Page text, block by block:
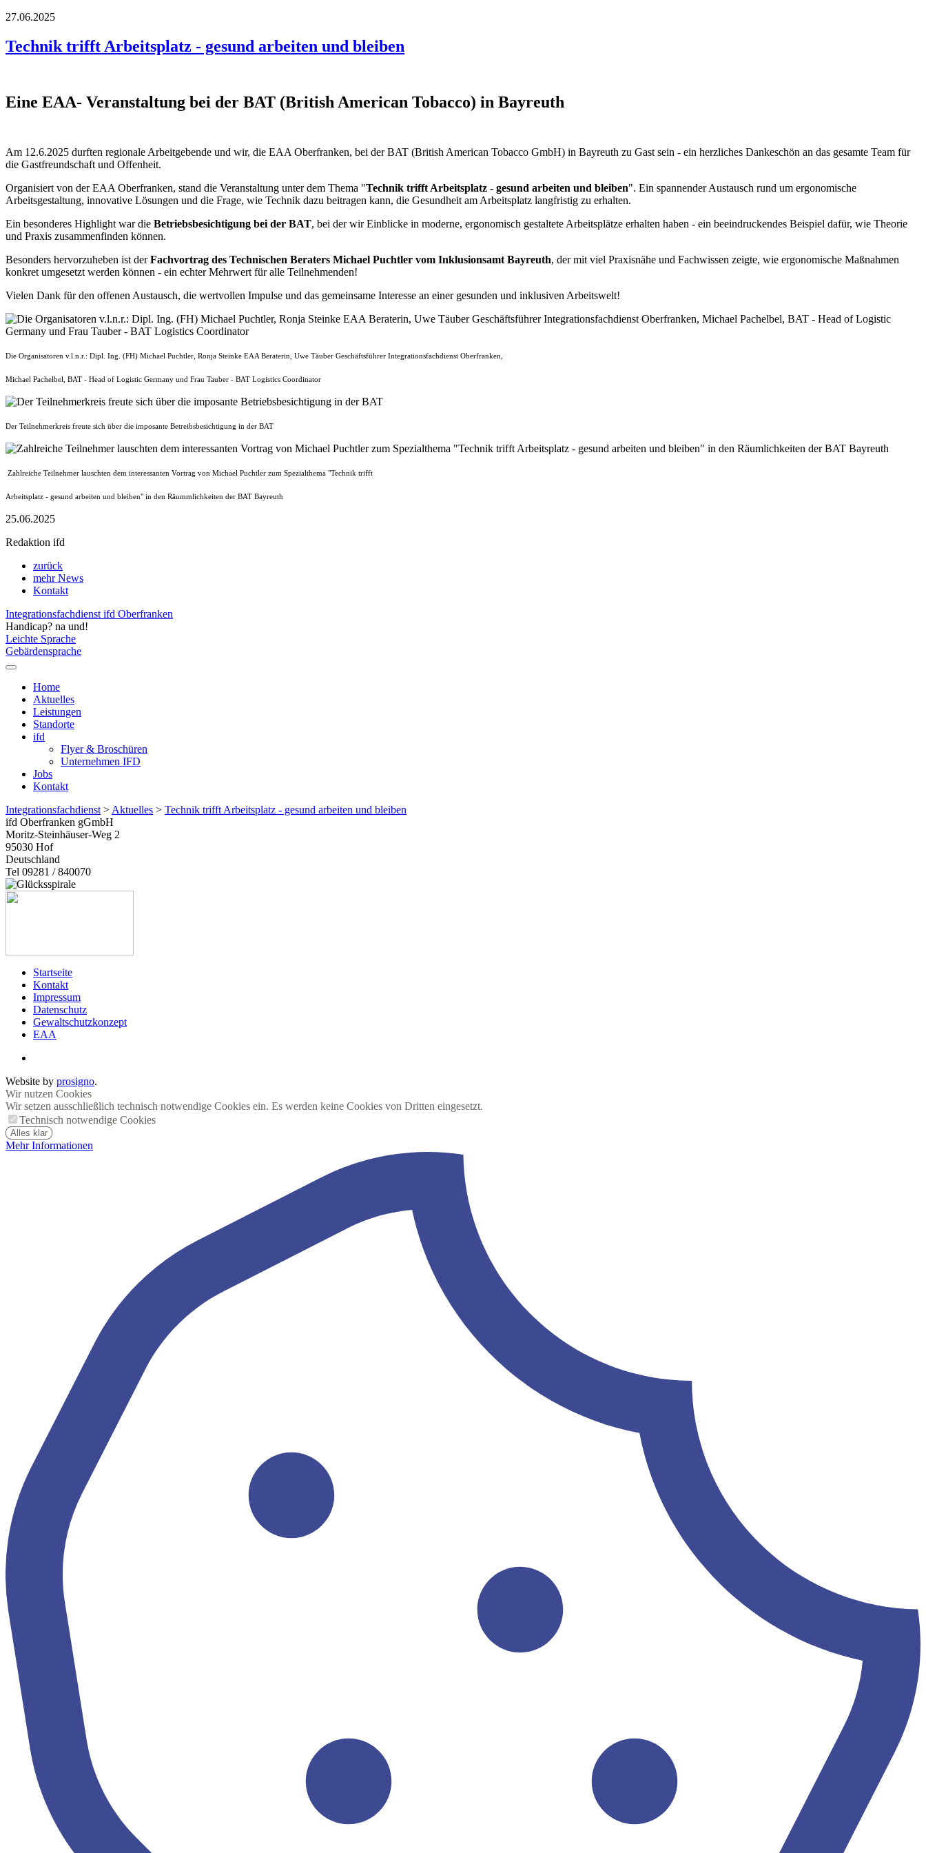
27.06.2025
Technik trifft Arbeitsplatz - gesund arbeiten und bleiben
Eine EAA- Veranstaltung bei der BAT (British American Tobacco) in Bayreuth
Am 12.6.2025 durften regionale Arbeitgebende und wir, die EAA Oberfranken, bei der BAT (British American Tobacco GmbH) in Bayreuth zu Gast sein - ein herzliches Dankeschön an das gesamte Team für
die Gastfreundschaft und Offenheit.
Organisiert von der EAA Oberfranken, stand die Veranstaltung unter dem Thema "Technik trifft Arbeitsplatz - gesund arbeiten und bleiben". Ein spannender Austausch rund um ergonomische
Arbeitsgestaltung, innovative Lösungen und die Frage, wie Technik dazu beitragen kann, die Gesundheit am Arbeitsplatz langfristig zu erhalten.
Ein besonderes Highlight war die Betriebsbesichtigung bei der BAT, bei der wir Einblicke in moderne, ergonomisch gestaltete Arbeitsplätze erhalten haben - ein beeindruckendes Beispiel dafür, wie Theorie
und Praxis zusammenfinden können.
Besonders hervorzuheben ist derFachvortrag des Technischen Beraters Michael Puchtler vom Inklusionsamt Bayreuth, der mit viel Praxisnähe und Fachwissen zeigte, wie ergonomische Maßnahmen
konkret umgesetzt werden können - ein echter Mehrwert für alle Teilnehmenden!
Vielen Dank für den offenen Austausch, die wertvollen Impulse und das gemeinsame Interesse an einer gesunden und inklusiven Arbeitswelt!
Die Organisatoren v.l.n.r.: Dipl. Ing. (FH) Michael Puchtler, Ronja Steinke EAA Beraterin, Uwe Täuber Geschäftsführer Integrationsfachdienst Oberfranken,
Michael Pachelbel, BAT - Head of Logistic Germany und Frau Tauber - BAT Logistics Coordinator
Der Teilnehmerkreis freute sich über die imposante Betreibsbesichtigung in der BAT
Zahlreiche Teilnehmer lauschten dem interessanten Vortrag von Michael Puchtler zum Spezialthema "Technik trifft
Arbeitsplatz - gesund arbeiten und bleiben" in den Räummlichkeiten der BAT Bayreuth
25.06.2025
Redaktion ifd
zurück
mehr News
Kontakt
Integrationsfachdienst ifd Oberfranken
Handicap? na und!
Leichte Sprache
Gebärdensprache
Home
Aktuelles
Leistungen
Standorte
ifd
Flyer & Broschüren
Unternehmen IFD
Jobs
Kontakt
Integrationsfachdienst > Aktuelles > Technik trifft Arbeitsplatz - gesund arbeiten und bleiben
ifd Oberfranken gGmbH
Moritz-Steinhäuser-Weg 2
95030 Hof
Deutschland
Tel 09281 / 840070
Startseite
Kontakt
Impressum
Datenschutz
Gewaltschutzkonzept
EAA
Website by prosigno.
Wir nutzen Cookies
Wir setzen ausschließlich technisch notwendige Cookies ein. Es werden keine Cookies von Dritten eingesetzt.
Technisch notwendige Cookies
Alles klar
Mehr Informationen